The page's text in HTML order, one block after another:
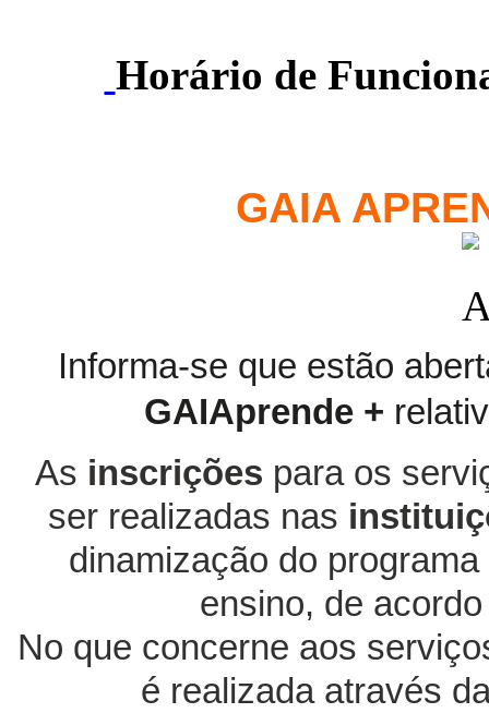
Horário de
GAIA
Informa-se que estão
GAIAprende +
As inscrições para os
ser realizadas nas
dinamização do
ensino, de
No que concerne aos
é realizada através